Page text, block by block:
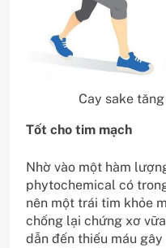
Cay sake
Tốt cho tim mạch
Nhờ vào một hàm
phytochemical có
nên một trái tim khỏe
chống lại chứng xơ
dẫn đến thiếu máu